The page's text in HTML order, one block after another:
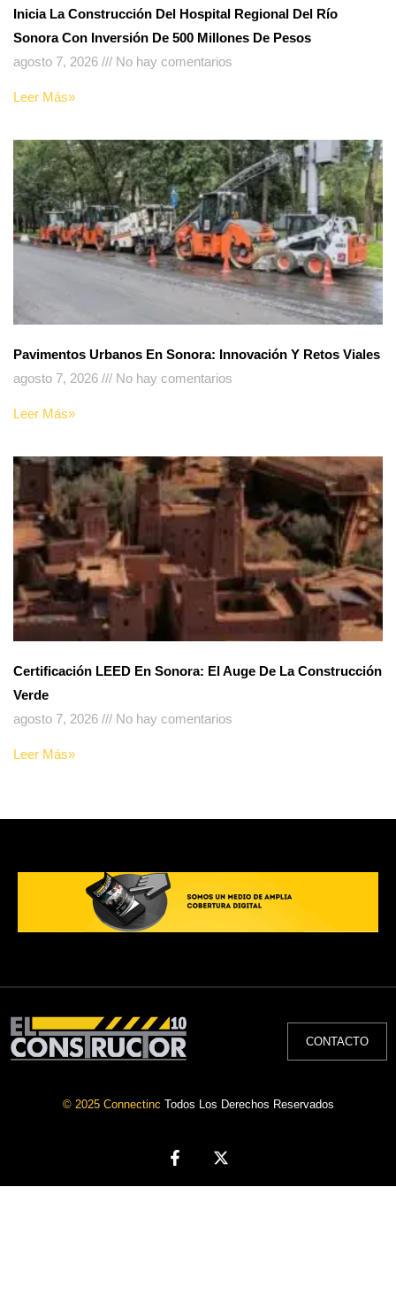
Inicia La Construcción Del Hospital Regional Del Río
Sonora Con Inversión De 500 Millones De Pesos
agosto 7, 2026
No hay comentarios
Leer Más»
Pavimentos Urbanos En Sonora: Innovación Y Retos Viales
agosto 7, 2026
No hay comentarios
Leer Más»
Certificación LEED En Sonora: El Auge De La Construcción
Verde
agosto 7, 2026
No hay comentarios
Leer Más»
CONTACTO
© 2025 Connectinc Todos Los Derechos Reservados